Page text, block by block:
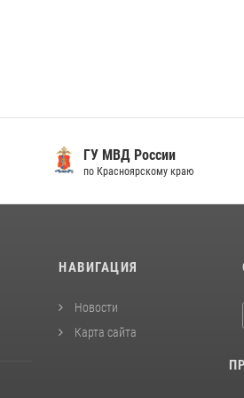
ГУ МВД России
по Красноярскому краю
НАВИГАЦИЯ
Новости
Карта сайта